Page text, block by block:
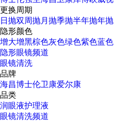
更换周期
日抛双周抛月抛季抛半年抛年抛
隐形颜色
增大增黑棕色灰色绿色紫色蓝色
隐形眼镜频道
眼镜清洗
品牌
海昌博士伦卫康爱尔康
品类
润眼液护理液
眼镜清洗频道